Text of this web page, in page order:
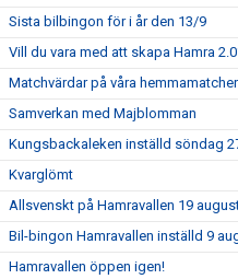
Sista bilbingon för i år den 13/9
Vill du vara med att skapa Hamra
Matchvärdar på våra hemmamatcher
Samverkan med Majblomman
Kungsbackaleken inställd söndag
Kvarglömt
Allsvenskt på Hamravallen 19
Bil-bingon Hamravallen inställd 9
Hamravallen öppen igen!